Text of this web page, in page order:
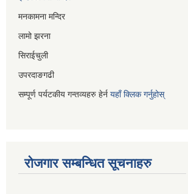
मनकामना मन्दिर
लामो झरना
सिराईचुली
उपरदाङगढी
सम्पूर्ण पर्यटकीय गन्तव्यहरु हेर्न यहाँ क्लिक गर्नुहोस्
रोजगार सम्बन्धित सूचनाहरु